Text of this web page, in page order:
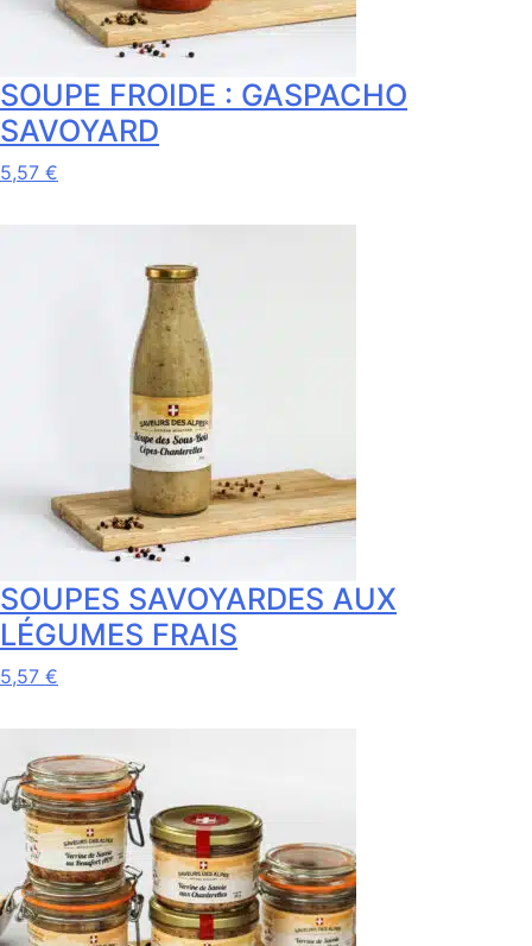
page
du
produit
SOUPE FROIDE : GASPACHO
SAVOYARD
5,57 €
SOUPES SAVOYARDES AUX
LÉGUMES FRAIS
5,57 €
a
plusieurs
variations.
Les
options
peuvent
être
choisies